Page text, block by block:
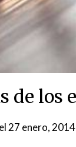
de los
27 enero, 2014